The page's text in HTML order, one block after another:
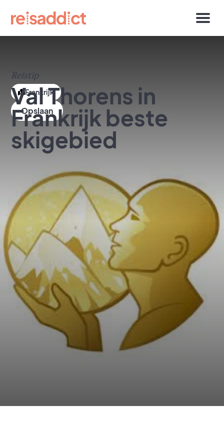
Frankrijk
Reistip
Val Thorens in
Frankrijk beste
skigebied